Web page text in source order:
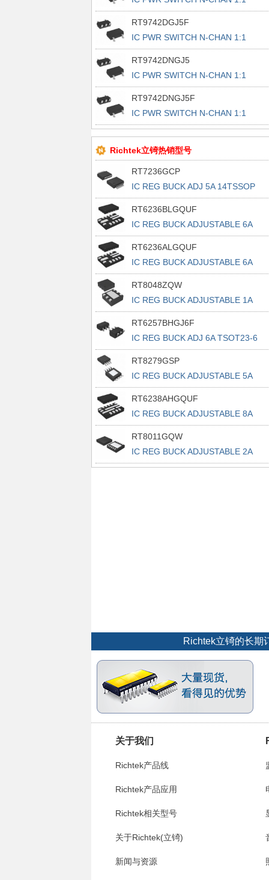
SOT23-5
RT9742DGJ5F
IC PWR SWITCH N-CHAN 1:1
SOT23-5
RT9742DNGJ5
IC PWR SWITCH N-CHAN 1:1
SOT23-5
RT9742DNGJ5F
IC PWR SWITCH N-CHAN 1:1
SOT23-5
Richtek立锜热销型号
RT7236GCP
IC REG BUCK ADJ 5A 14TSSOP
RT6236BLGQUF
IC REG BUCK ADJUSTABLE 6A
13UQFN
RT6236ALGQUF
IC REG BUCK ADJUSTABLE 6A
13UQFN
RT8048ZQW
IC REG BUCK ADJUSTABLE 1A
6WDFN
RT6257BHGJ6F
IC REG BUCK ADJ 6A TSOT23-6
RT8279GSP
IC REG BUCK ADJUSTABLE 5A
8SOP
RT6238AHGQUF
IC REG BUCK ADJUSTABLE 8A
14UQFN
RT8011GQW
IC REG BUCK ADJUSTABLE 2A
10WDFN
Richtek立锜的长期
关于我们
Richtek产品线
Richtek产品应用
Richtek相关型号
关于Richtek(立锜)
新闻与资源